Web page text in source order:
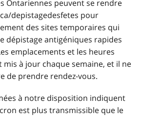
Ontariennes peuvent se rendre
depistagedesfetes pour
des sites temporaires qui
dépistage antigéniques rapides
emplacements et les heures
mis à jour chaque semaine, et il ne
de prendre rendez-vous.
à notre disposition indiquent
est plus transmissible que le